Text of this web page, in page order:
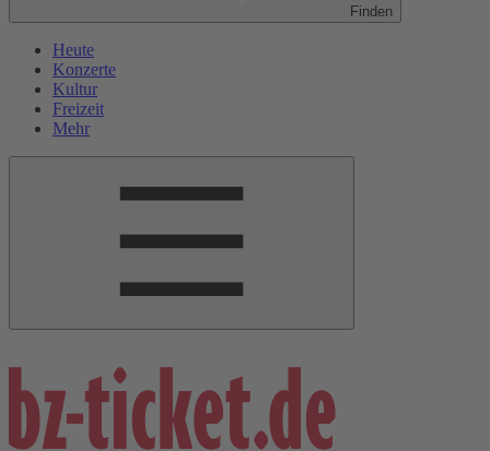
Finden
Heute
Konzerte
Kultur
Freizeit
Mehr